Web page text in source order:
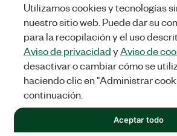
LEGAL
©NATIONAL INSTRUMENTS CORP. TODOS LOS
RESERVADOS.
Utilizamos cookies y tecnologías
nuestro sitio web. Puede dar su
para la recopilación y el uso
Aviso de privacidadyAviso de
desactivar o cambiar cómo se
haciendo clic en "Administrar
continuación.
Aceptar todo